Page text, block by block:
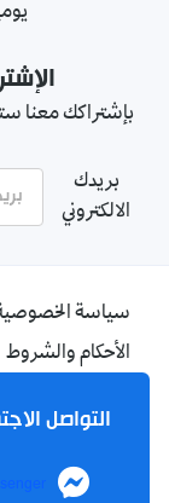
بإشتراكك معنا
بريدك
الالكتروني
سياسة
الأحكام والشروط
اتصل بنا
من نحن
التواصل